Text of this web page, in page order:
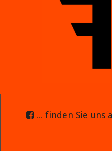
... finden Sie uns